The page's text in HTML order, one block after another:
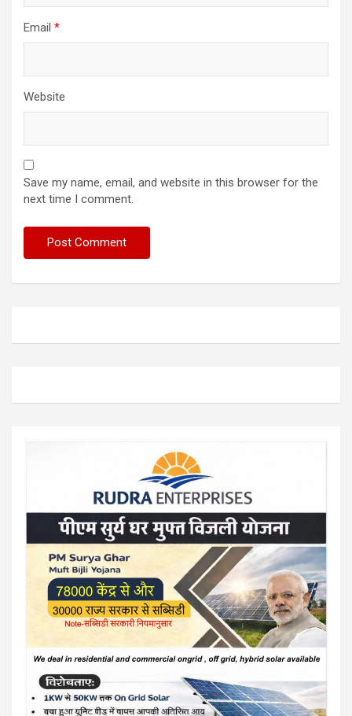
Email *
Website
Save my name, email, and website in this browser for the
next time I comment.